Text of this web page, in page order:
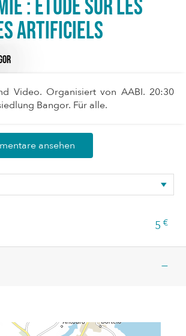
: Etude sur les
artificiels
Video. Organisiert von AABI. 20:30
Bangor. Für alle.
ansehen
5 €
—